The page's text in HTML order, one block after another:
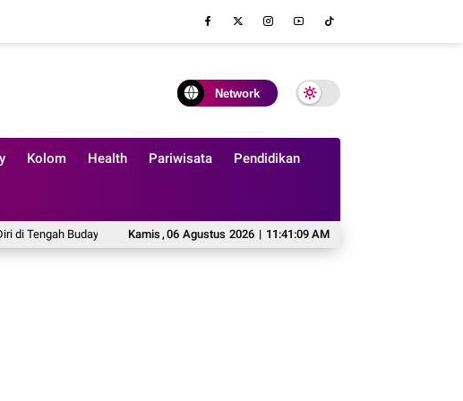
Network
Kolom Health Pariwisata Pendidikan
Kamis ,06 Agustus 2026 | 11:41:10 AM
Budaya Validasi Digital Mahasiswa KKN-PK Unhas Edukasi Penggunaan Obat